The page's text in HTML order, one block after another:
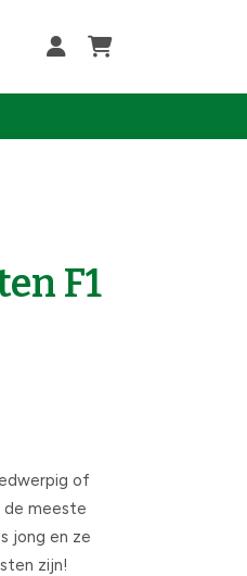
F1
of
de meeste
jong en ze
zijn!